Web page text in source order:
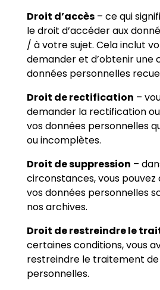
Droit d’accès – ce qui
le droit d’accéder aux
/ à votre sujet. Cela inclut
demander et d’obtenir une
données personnelles
Droit de rectification –
demander la rectification
vos données personnelles
ou incomplètes.
Droit de suppression –
circonstances, vous
vos données personnelles
nos archives.
Droit de restreindre le
certaines conditions, vous
restreindre le traitement de
personnelles.